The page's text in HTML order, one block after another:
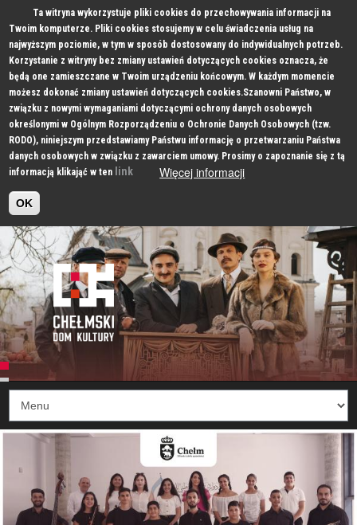
Ta witryna wykorzystuje pliki cookies do przechowywania informacji na
Twoim komputerze. Pliki cookies stosujemy w celu świadczenia usług na
najwyższym poziomie, w tym w sposób dostosowany do indywidualnych potrzeb.
Korzystanie z witryny bez zmiany ustawień dotyczących cookies oznacza, że
będą one zamieszczane w Twoim urządzeniu końcowym. W każdym momencie
możesz dokonać zmiany ustawień dotyczących cookies.Szanowni Państwo, w
związku z nowymi wymaganiami dotyczącymi ochrony danych osobowych
określonymi w Ogólnym Rozporządzeniu o Ochronie Danych Osobowych (tzw.
RODO), niniejszym przedstawiamy Państwu informację o przetwarzaniu Państwa
danych osobowych w związku z zawarciem umowy. Prosimy o zapoznanie się z tą
informacją klikająć w ten link Więcej informacji
OK